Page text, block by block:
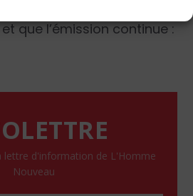
que l’émission continue :
lettre d'information de L'Homme
Nouveau